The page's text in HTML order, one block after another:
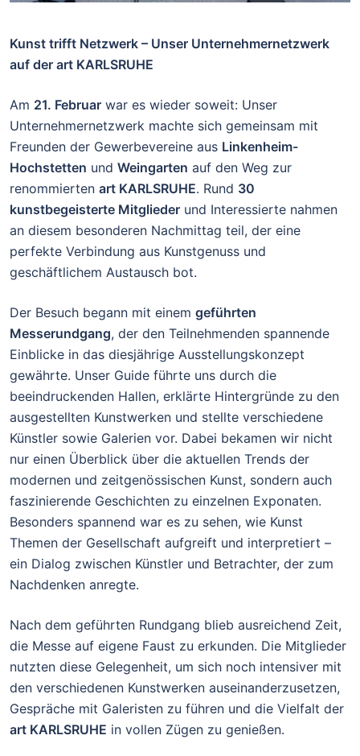
Kunst trifft Netzwerk – Unser Unternehmernetzwerk
auf der art KARLSRUHE
Am 21. Februar war es wieder soweit: Unser
Unternehmernetzwerk machte sich gemeinsam mit
Freunden der Gewerbevereine aus Linkenheim-
Hochstetten und Weingarten auf den Weg zur
renommierten art KARLSRUHE. Rund 30
kunstbegeisterte Mitglieder und Interessierte nahmen
an diesem besonderen Nachmittag teil, der eine
perfekte Verbindung aus Kunstgenuss und
geschäftlichem Austausch bot.
Der Besuch begann mit einem geführten
Messerundgang, der den Teilnehmenden spannende
Einblicke in das diesjährige Ausstellungskonzept
gewährte. Unser Guide führte uns durch die
beeindruckenden Hallen, erklärte Hintergründe zu den
ausgestellten Kunstwerken und stellte verschiedene
Künstler sowie Galerien vor. Dabei bekamen wir nicht
nur einen Überblick über die aktuellen Trends der
modernen und zeitgenössischen Kunst, sondern auch
faszinierende Geschichten zu einzelnen Exponaten.
Besonders spannend war es zu sehen, wie Kunst
Themen der Gesellschaft aufgreift und interpretiert –
ein Dialog zwischen Künstler und Betrachter, der zum
Nachdenken anregte.
Nach dem geführten Rundgang blieb ausreichend Zeit,
die Messe auf eigene Faust zu erkunden. Die Mitglieder
nutzten diese Gelegenheit, um sich noch intensiver mit
den verschiedenen Kunstwerken auseinanderzusetzen,
Gespräche mit Galeristen zu führen und die Vielfalt der
art KARLSRUHE in vollen Zügen zu genießen.